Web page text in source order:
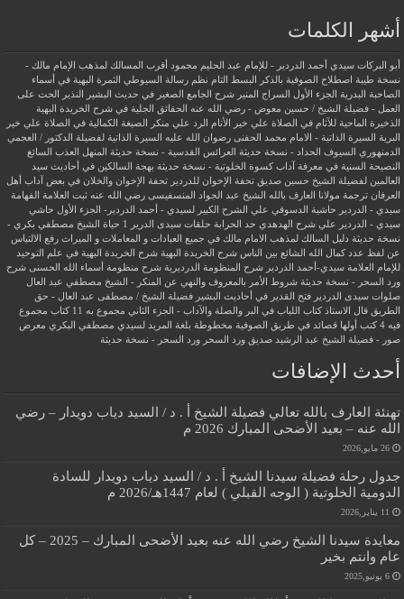
أشهر الكلمات
أبو البركات سيدي أحمد الدردير - للإمام عبد الحليم محمود
أقرب المسالك لمذهب الإمام مالك -
نسخة طيبة اصطلاح الصوفية بالذكر البسط التام نظم رسالة السيوطي
الثمرة البهية في أسماء
الصاحبة البدرية
الجزء الأول السراج المنير شرح الجامع الصغير في حديث البشير النذير
الحث على
العمل - فضيلة الشيخ / حسين معوض - رضي الله عنه
الحقائق الجلية في شرح الخريدة البهية
الذخيرة الماحية للآثام في الصلاة علي خير الأنام
الرد علي منكر الصيغة الكمالية في الصلاة علي خير
البرية
السيرة الذاتية - الامام محمد الحفنى رضوان الله عليه
السيرة الذاتية لفضيلة الدكتور / العجمي
الدمنهوري
السيوف الحداد - نسخة حديثة العرائس القدسية - نسخة حديثة
المنهل العذب السائغ
النصيحة السنية في معرفة آداب كسوة الخلوتية - نسخة حديثة بهجة السالكين في أحاديث سيد
العالمين لفضيلة الشيخ حسين صديق
تحفة الإخوان للدردير تحفة الإخوان والخلان في بعض آداب أهل
العرفان ترجمة مولانا العارف بالله الشيخ عبد الجواد المنسفيسى رضي الله عنه ثبت العلامة الفهامة
سيدي - الدردير
حاشية الدسوقي علي الشرح الكبير لسيدي - أحمد الدردير- الجزء الأول حاشي
سيدي - الدردير علي شرح الهدهدي حد الحرابة حلقات سيدى الدرير 1
حياة الشيخ مصطفي بكري -
نسخة حديثة دليل السالك لمذهب الامام مالك في جميع العبادات و المعاملات و الميراث رفع الالتباس
عن لفظ عدد كمال الله الشائع بين الناس شرح الخريدة البهية شرح الخريدة البهية في علم التوحيد
للإمام العلامة سيدي-أحمد الدردير شرح المنظومة الدرديرية شرح منظومة أسماء الله الحسنى شرح
ورد السحر - نسخة حديثة شروط الأمر بالمعروف والنهي عن المنكر - الشيخ مصطفي عبد العال
صلوات سيدى الدردير فتح القدير في أحاديث البشير فضيلة الشيخ / مصطفى عبد العال - حق
الطريق
قال الاستاذ كتاب اللباب في البر والصلة والآداب - الجزء الثاني مجموع به 11 كتاب
مجموع
فيه 4 كتب أولها قصائد في طريق الصوفية
مخطوطة بلغة المريد لسيدي مصطفي البكري معرض
صور - فضيلة الشيخ عبد الرشيد صديق
ورد السحر ورد السحر - نسخة حديثة
أحدث الإضافات
تهنئة العارف بالله تعالي فضيلة الشيخ أ . د / السيد دياب دويدار – رضي
الله عنه – بعيد الأضحى المبارك 2026 م
26 مايو,2026
جدول رحلة فضيلة سيدنا الشيخ أ . د / السيد دياب دويدار للسادة
الدومية الخلوتية ( الوجه القبلي ) لعام 1447هـ/2026 م
11 يناير,2026
معايدة سيدنا الشيخ رضي الله عنه بعيد الأضحى المبارك – 2025 – كل
عام وانتم بخير
6 يونيو,2025